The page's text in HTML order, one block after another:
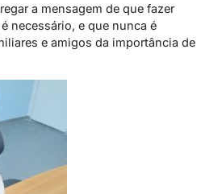
a mensagem de que fazer
necessário, e que nunca é
e amigos da importância de